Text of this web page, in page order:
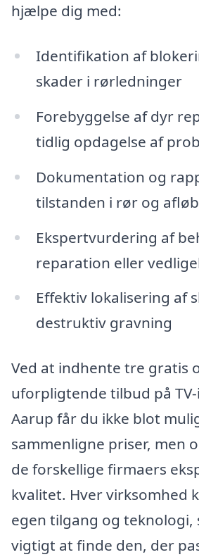
hjælpe dig med:
Identifikation af
skader i rørledninger
Forebyggelse af dyr
tidlig opdagelse af
Dokumentation og
tilstanden i rør og afløb
Ekspertvurdering af
reparation eller
Effektiv lokalisering af
destruktiv gravning
Ved at indhente tre gratis
uforpligtende tilbud på
Aarup får du ikke blot
sammenligne priser, men
de forskellige firmaers
kvalitet. Hver virksomhed
egen tilgang og teknologi,
vigtigt at finde den, der